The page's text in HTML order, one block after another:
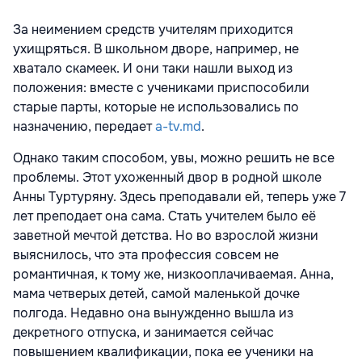
За неимением средств учителям приходится
ухищряться. В школьном дворе, например, не
хватало скамеек. И они таки нашли выход из
положения: вместе с учениками приспособили
старые парты, которые не использовались по
назначению, передаетa-tv.md.
Однако таким способом, увы, можно решить не все
проблемы. Этот ухоженный двор в родной школе
Анны Туртуряну. Здесь преподавали ей, теперь уже 7
лет преподает она сама. Стать учителем было её
заветной мечтой детства. Но во взрослой жизни
выяснилось, что эта профессия совсем не
романтичная, к тому же, низкооплачиваемая. Анна,
мама четверых детей, самой маленькой дочке
полгода. Недавно она вынужденно вышла из
декретного отпуска, и занимается сейчас
повышением квалификации, пока ее ученики на